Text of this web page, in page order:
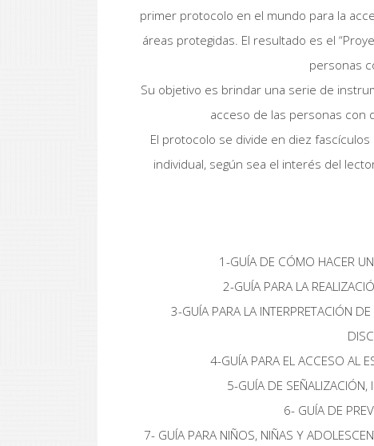
primer protocolo en el mundo para la
áreas protegidas. El resultado es el
personas
Su objetivo es brindar una serie de
acceso de las personas con
El protocolo se divide en diez
individual, según sea el interés del
1-GUÍA DE CÓMO HACER
2-GUÍA PARA LA
3-GUÍA PARA LA INTERPRETACIÓN
4-GUÍA PARA EL ACCESO AL
5-GUÍA DE
6- GUÍA DE
7- GUÍA PARA NIÑOS, NIÑAS Y